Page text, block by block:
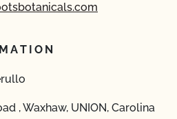
, Waxhaw, UNION, Carolina